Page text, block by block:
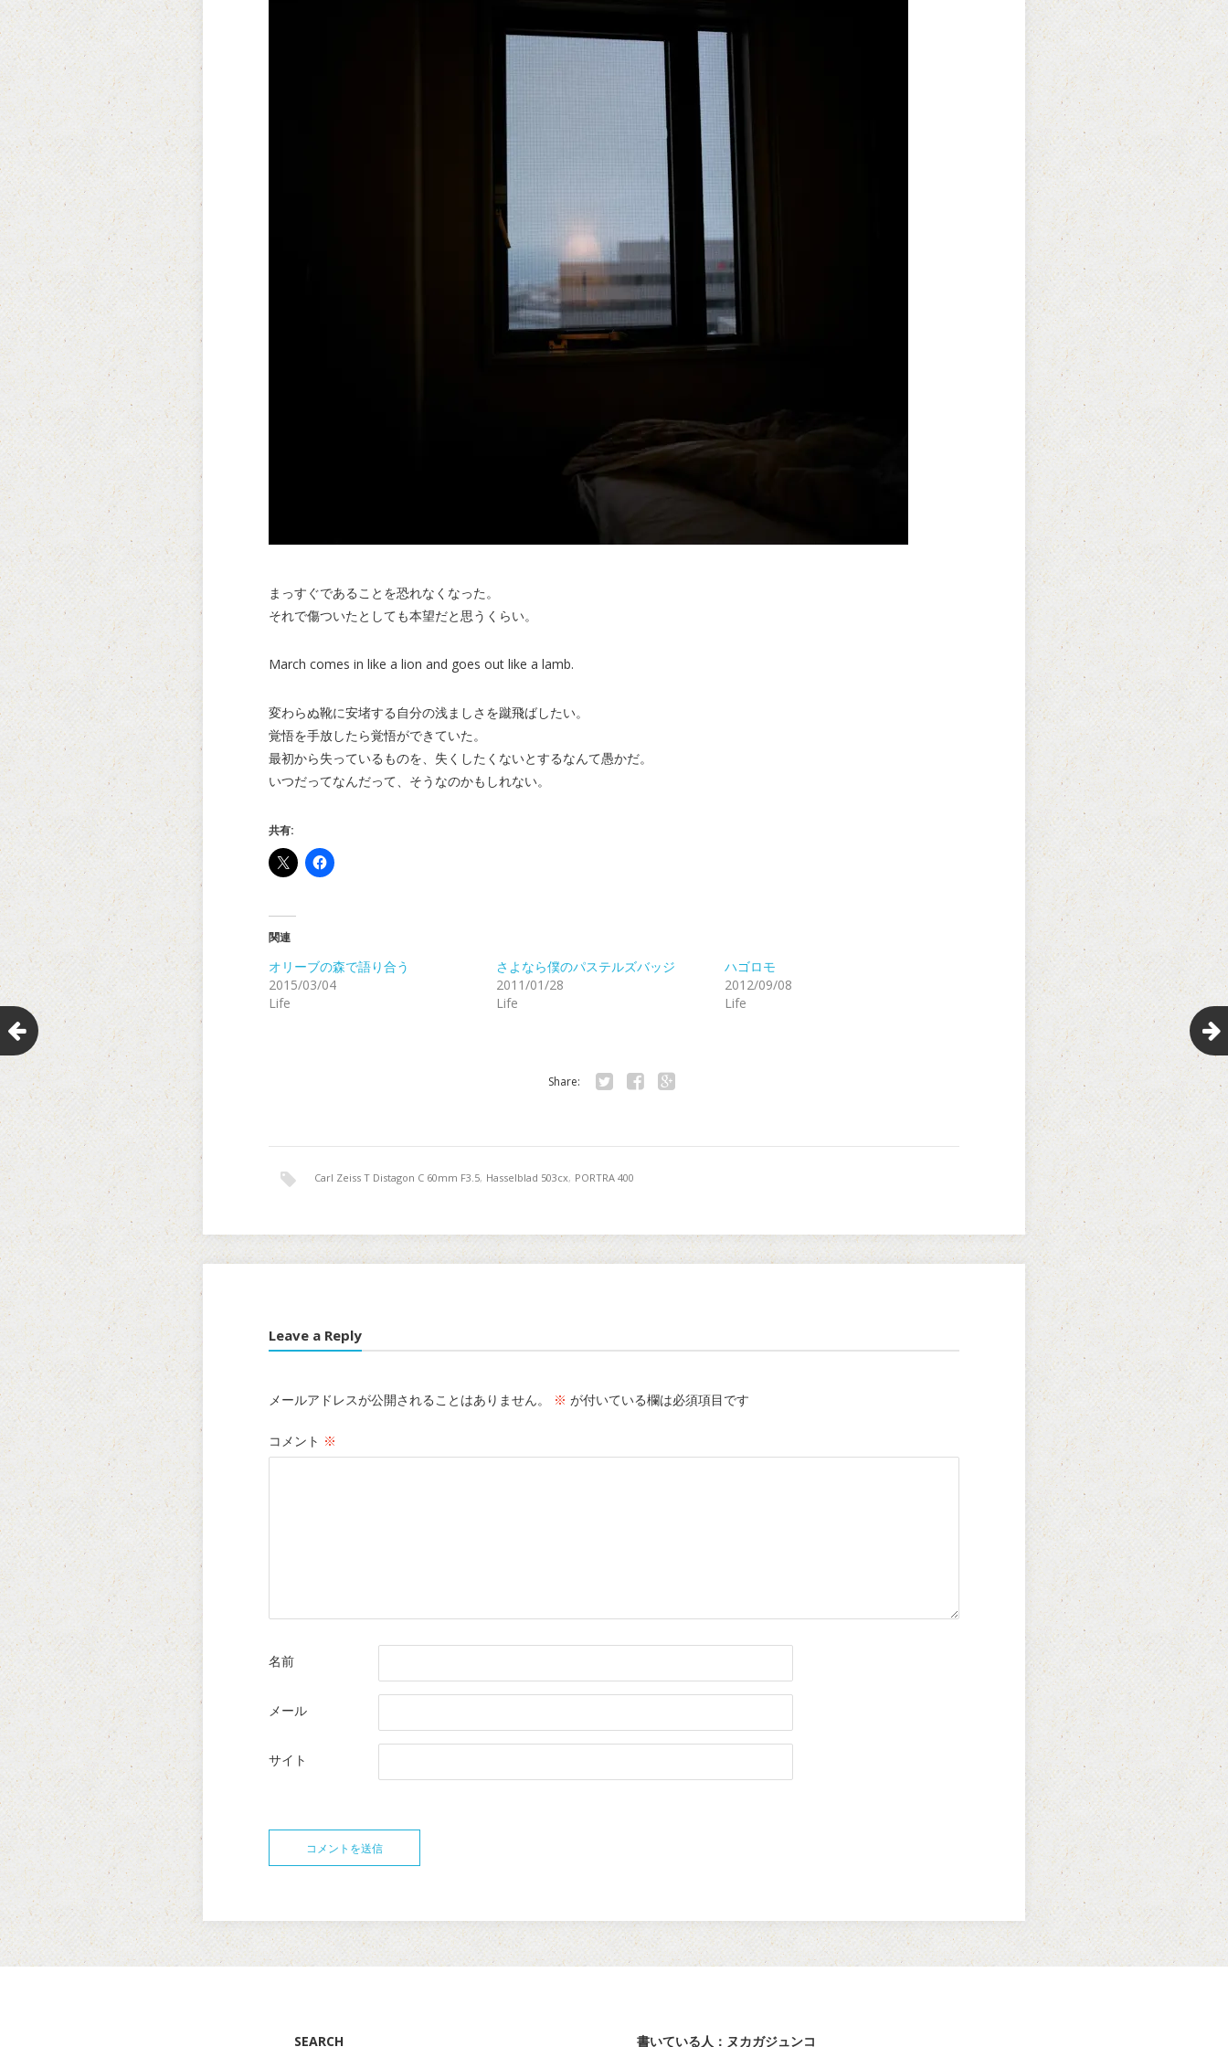
まっすぐであることを恐れなくなった。
それで傷ついたとしても本望だと思うくらい。
March comes in like a lion and goes out like a lamb.
変わらぬ靴に安堵する自分の浅ましさを蹴飛ばしたい。
覚悟を手放したら覚悟ができていた。
最初から失っているものを、失くしたくないとするなんて愚かだ。
いつだってなんだって、そうなのかもしれない。
共有:
関連
オリーブの森で語り合う
2015/03/04
Life
さよなら僕のパステルズバッジ
2011/01/28
Life
ハゴロモ
2012/09/08
Life
Share:
Carl Zeiss T Distagon C 60mm F3.5, Hasselblad 503cx, PORTRA 400
Leave a Reply
メールアドレスが公開されることはありません。 ※ が付いている欄は必須項目です
コメント ※
名前
メール
サイト
SEARCH 書いている人：ヌカガジュンコ